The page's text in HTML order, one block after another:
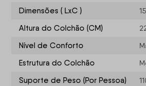
Dimensões ( LxC )
Altura do Colchão (CM)
Nível de Conforto
Estrutura do Colchão
Suporte de Peso (Por Pessoa)